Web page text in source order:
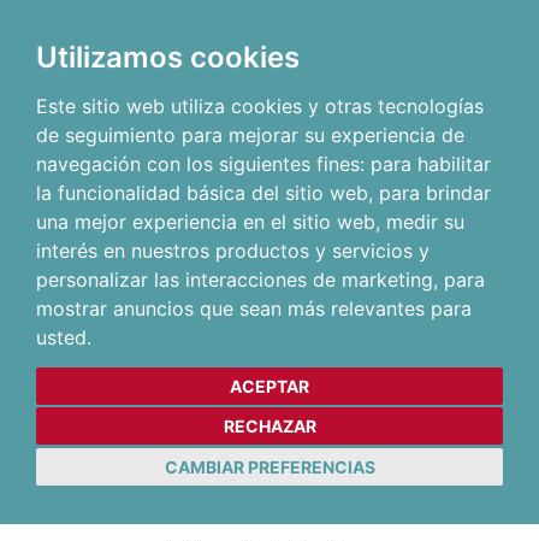
Utilizamos cookies
Este sitio web utiliza cookies y otras tecnologías
de seguimiento para mejorar su experiencia de
navegación con los siguientes fines: para habilitar
la funcionalidad básica del sitio web, para brindar
una mejor experiencia en el sitio web, medir su
interés en nuestros productos y servicios y
personalizar las interacciones de marketing, para
mostrar anuncios que sean más relevantes para
usted.
ACEPTAR
RECHAZAR
CAMBIAR PREFERENCIAS